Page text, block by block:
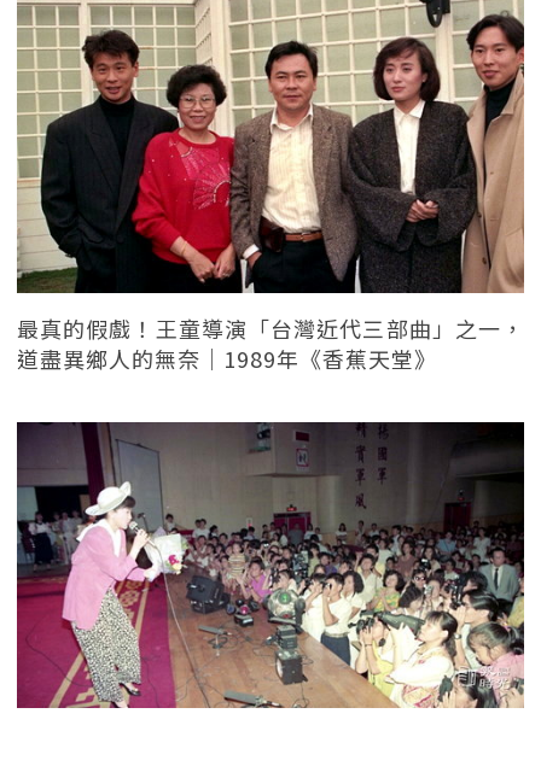
最真的假戲！王童導演「台灣近代三部曲」之一，
道盡異鄉人的無奈｜1989年《香蕉天堂》